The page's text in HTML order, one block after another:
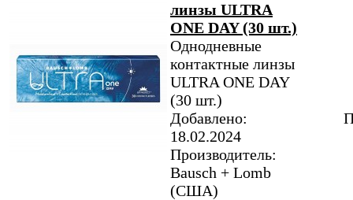
линзы ULTRA
ONE DAY (30 шт.)
Однодневные
контактные линзы
ULTRA ONE DAY
(30 шт.)
Добавлено:
18.02.2024
Производитель:
Bausch + Lomb
(США)